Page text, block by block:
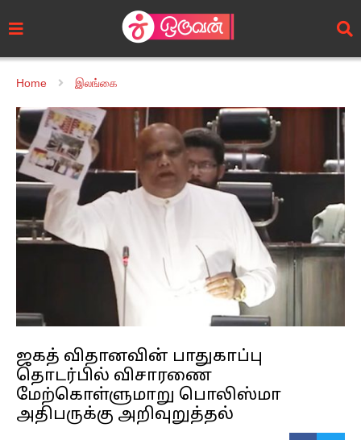
Home இலங்கை
ஜகத் விதானவின் பாதுகாப்பு
தொடர்பில் விசாரணை
மேற்கொள்ளுமாறு பொலிஸ்மா
அதிபருக்கு அறிவுறுத்தல்